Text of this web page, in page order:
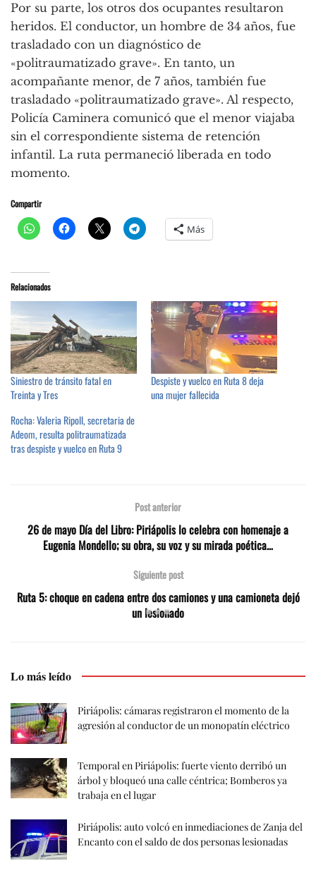
Por su parte, los otros dos ocupantes resultaron
heridos. El conductor, un hombre de 34 años, fue
trasladado con un diagnóstico de
«politraumatizado grave». En tanto, un
acompañante menor, de 7 años, también fue
trasladado «politraumatizado grave». Al respecto,
Policía Caminera comunicó que el menor viajaba
sin el correspondiente sistema de retención
infantil. La ruta permaneció liberada en todo
momento.
Compartir
Más
Relacionados
Siniestro de tránsito fatal en
Treinta y Tres
Despiste y vuelco en Ruta 8 deja
una mujer fallecida
Rocha: Valeria Ripoll, secretaria de
Adeom, resulta politraumatizada
tras despiste y vuelco en Ruta 9
Post anterior
26 de mayo Día del Libro: Piriápolis lo celebra con homenaje a
Eugenia Mondello; su obra, su voz y su mirada poética…
Siguiente post
Ruta 5: choque en cadena entre dos camiones y una camioneta dejó
un lesionado
Lo más leído
Piriápolis: cámaras registraron el momento de la
agresión al conductor de un monopatín eléctrico
Temporal en Piriápolis: fuerte viento derribó un
árbol y bloqueó una calle céntrica; Bomberos ya
trabaja en el lugar
Piriápolis: auto volcó en inmediaciones de Zanja del
Encanto con el saldo de dos personas lesionadas